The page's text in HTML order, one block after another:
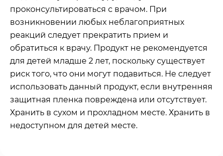
проконсультироваться с врачом. При
возникновении любых неблагоприятных
реакций следует прекратить прием и
обратиться к врачу. Продукт не рекомендуется
для детей младше 2 лет, поскольку существует
риск того, что они могут подавиться. Не следует
использовать данный продукт, если внутренняя
защитная пленка повреждена или отсутствует.
Хранить в сухом и прохладном месте. Хранить в
недоступном для детей месте.